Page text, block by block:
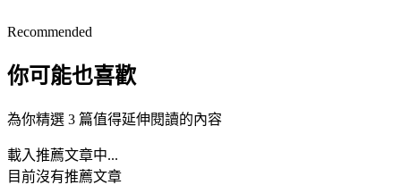
Recommended
你可能也喜歡
為你精選 3 篇值得延伸閱讀的內容
載入推薦文章中...
目前沒有推薦文章